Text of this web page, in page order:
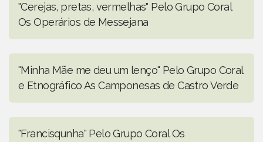
"Cerejas, pretas, vermelhas" Pelo Grupo Coral
Os Operários de Messejana
"Minha Mãe me deu um lenço" Pelo Grupo Coral
e Etnográfico As Camponesas de Castro Verde
"Francisqunha" Pelo Grupo Coral Os